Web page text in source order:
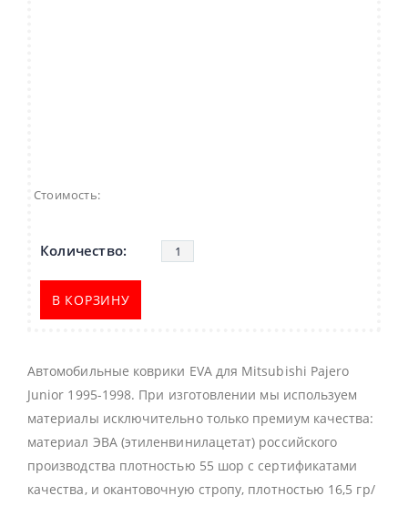
Стоимость:
В КОРЗИНУ
Автомобильные коврики EVA для Mitsubishi Pajero
Junior 1995-1998. При изготовлении мы используем
материалы исключительно только премиум качества:
материал ЭВА (этиленвинилацетат) российского
производства плотностью 55 шор с сертификатами
качества, и окантовочную стропу, плотностью 16,5 гр/